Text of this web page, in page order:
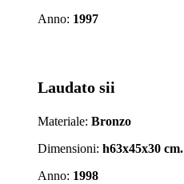
Anno: 1997
Laudato sii
Materiale: Bronzo
Dimensioni: h63x45x30 cm.
Anno: 1998